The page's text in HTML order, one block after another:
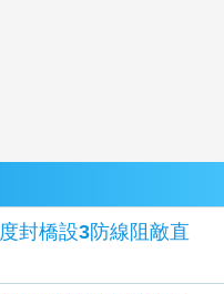
封橋設3防線阻敵直